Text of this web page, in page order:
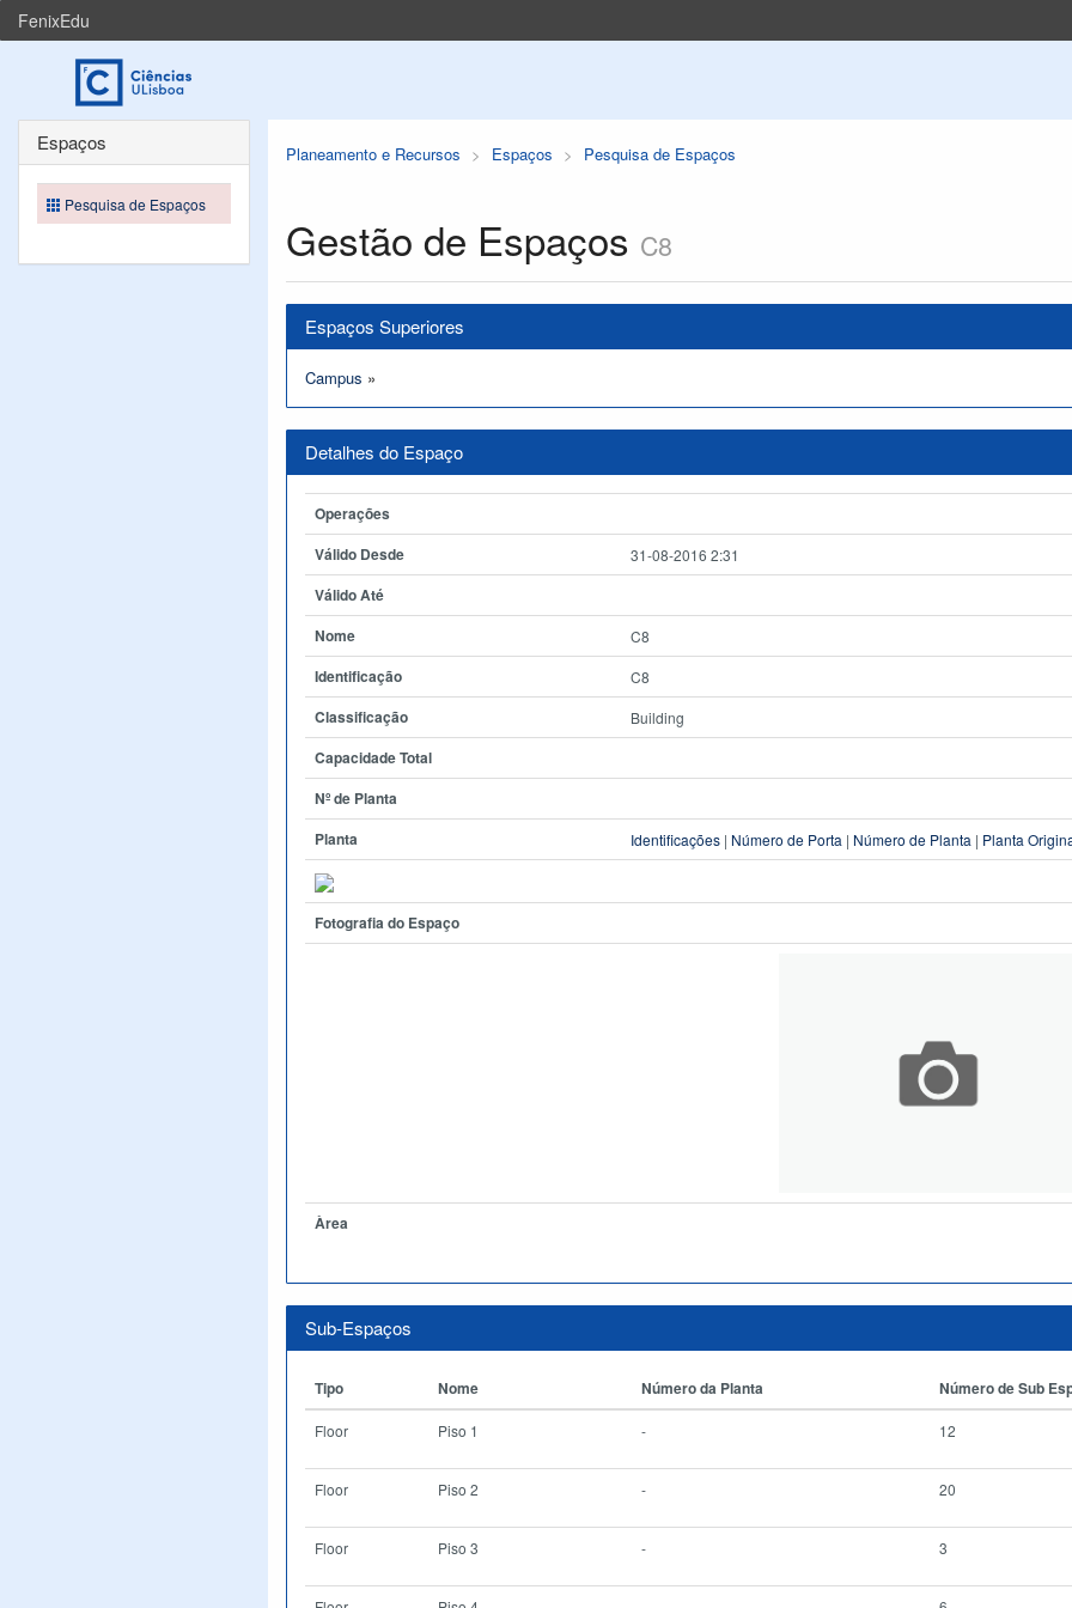
FenixEdu
Planeamento e Recursos Espaços Pesquisa de Espaços
Gestão de Espaços C8
Espaços Superiores
Campus »
Detalhes do Espaço
Operações
Válido Desde
31-08-2016 2:31
Válido Até
Nome
C8
Identificação C8
Classificação Building
Capacidade Total
Nº de Planta
Planta
Identificações | Número de Porta | Número de Planta | Planta
Fotografia do Espaço
Àrea
Sub-Espaços
Tipo Nome Número da Planta Número de Sub
Floor Piso 1 - 12
Floor Piso 2 - 20
Floor Piso 3 - 3
Espaços
Pesquisa de Espaços